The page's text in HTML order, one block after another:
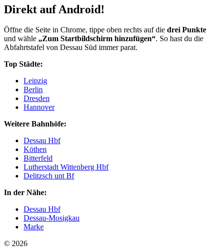
Direkt auf Android!
Öffne die Seite in Chrome, tippe oben rechts auf die drei Punkte
und wähle „Zum Startbildschirm hinzufügen“. So hast du die
Abfahrtstafel von Dessau Süd immer parat.
Top Städte:
Leipzig
Berlin
Dresden
Hannover
Weitere Bahnhöfe:
Dessau Hbf
Köthen
Bitterfeld
Lutherstadt Wittenberg Hbf
Delitzsch unt Bf
In der Nähe:
Dessau Hbf
Dessau-Mosigkau
Marke
© 2026